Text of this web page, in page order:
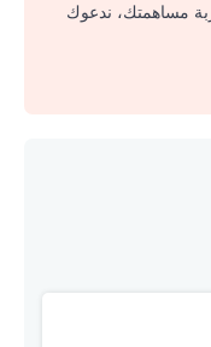
مساهمتك، ندعوك